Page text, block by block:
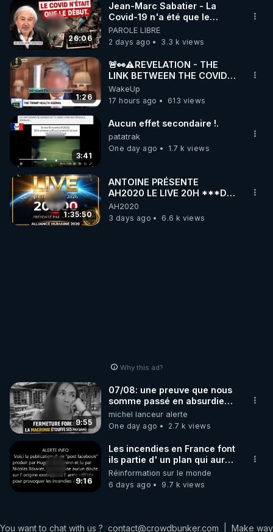
26:06
Jean-Marc Sabatier - La
Covid-19 n'a été que le
début - L'ARNm & l'ARNm-aa
jusqu où auront-t-il ?
PAROLE LIBRE
2 days ago
3.3 k views
1:26
🚨👀⚠️REVELATION - THE
LINK BETWEEN THE COVID
VACCINE AND CANCER -LIEN
VACCIN COVID ET CANCER
WakeUp
17 hours ago
613 views
3:41
Aucun effet secondaire !.
patatrak
One day ago
1.7 k views
1:35:50
ANTOINE PRÉSENTE
AH2020 LE LIVE 20H ***DU
06/08/2026***
AH2020
3 days ago
6.6 k views
Why this ad?
9:55
07/08: une preuve que nous
somme passé en absurdie
une dictature qui veut faire
taire ses opposant !
michel lanceur alerte
One day ago
2.7 k views
9:16
Les incendies en France font
ils partie d' un plan qui aurait
débuté le 11 septembre 2001
?
Réinformation sur le monde
6 days ago
9.7 k views
You want to chat with us ? contact@crowdbunker.com Make way